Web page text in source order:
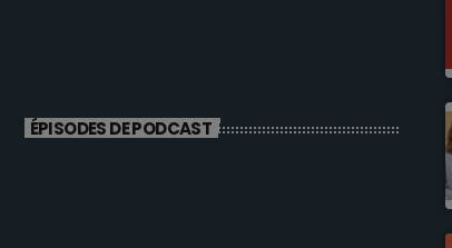
ÉPISODES DE PODCAST